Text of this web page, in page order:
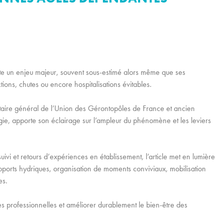
enjeu majeur, souvent sous-estimé alors même que ses
chutes ou encore hospitalisations évitables.
général de l’Union des Gérontopôles de France et ancien
apporte son éclairage sur l’ampleur du phénomène et les leviers
et retours d’expériences en établissement, l’article met en lumière
hydriques, organisation de moments conviviaux, mobilisation
et améliorer durablement le bien-être des